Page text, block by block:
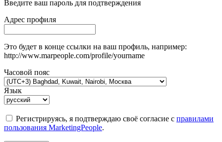
Введите ваш пароль для подтверждения
Адрес профиля
Это будет в конце ссылки на ваш профиль, например:
http://www.marpeople.com/profile/yourname
Часовой пояс
Язык
Регистрируясь, я подтверждаю своё согласие с правилами
пользования MarketingPeople.